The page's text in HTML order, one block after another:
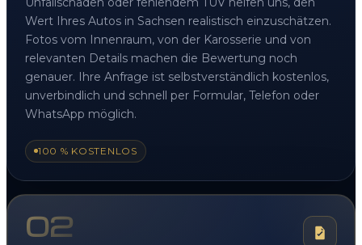
Wert Ihres Autos in Sachsen realistisch einzuschätzen.
Fotos vom Innenraum, von der Karosserie und von
relevanten Details machen die Bewertung noch
genauer. Ihre Anfrage ist selbstverständlich kostenlos,
unverbindlich und schnell per Formular, Telefon oder
WhatsApp möglich.
100 % KOSTENLOS
02